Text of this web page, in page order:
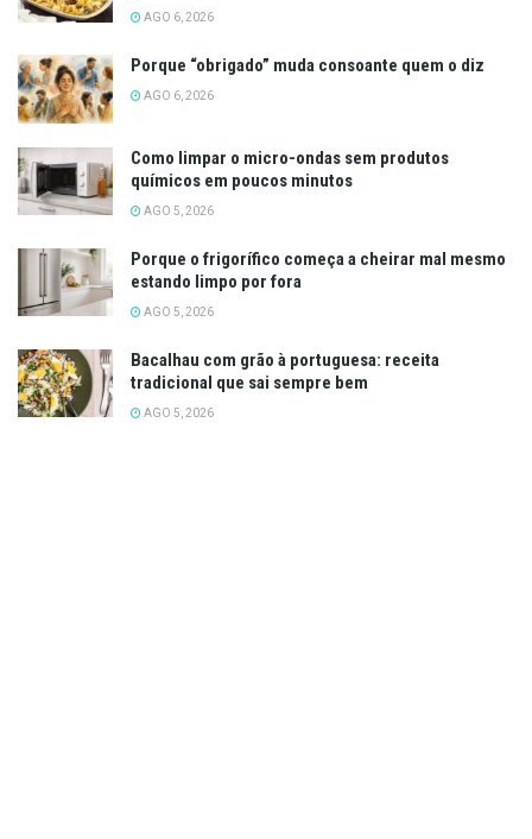
AGO 6, 2026
Porque “obrigado” muda consoante quem o diz
AGO 6, 2026
Como limpar o micro-ondas sem produtos
químicos em poucos minutos
AGO 5, 2026
Porque o frigorífico começa a cheirar mal mesmo
estando limpo por fora
AGO 5, 2026
Bacalhau com grão à portuguesa: receita
tradicional que sai sempre bem
AGO 5, 2026